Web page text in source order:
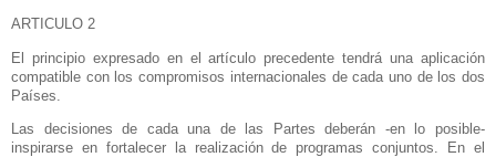
ARTICULO 2
El principio expresado en el artículo precedente tendrá una aplicación
compatible con los compromisos internacionales de cada uno de los dos
Países.
Las decisiones de cada una de las Partes deberán -en lo posible-
inspirarse en fortalecer la realización de programas conjuntos. En el